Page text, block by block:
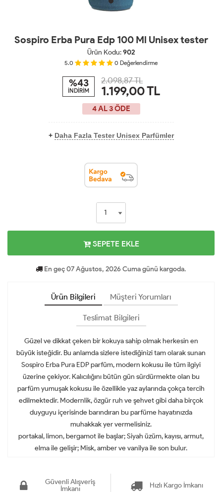
Sospiro Erba Pura Edp 100 Ml Unisex tester
Ürün Kodu:902
5.0 0 Değerlendirme
%43
İNDİRİM
2.098,87 TL
1.199,00TL
4 AL 3 ÖDE
+ Daha Fazla Tester Unisex Parfümler
SEPETE EKLE
En geç 07 Ağustos, 2026 Cuma günü kargoda.
Ürün Bilgileri Müşteri Yorumları
Teslimat Bilgileri
Güzel ve dikkat çeken bir kokuya sahip olmak herkesin en
büyük isteğidir. Bu anlamda sizlere istediğinizi tam olarak sunan
Sospiro Erba Pura EDP parfüm, modern kokusu ile tüm ilgiyi
üzerine çekiyor. Kalıcılığını bütün gün sürdürmekte olan bu
parfüm yumuşak kokusu ile özellikle yaz aylarında çokça tercih
edilmektedir. Modernlik, özgür ruh ve şehvet gibi daha birçok
duyguyu içerisinde barındıran bu parfüme hayatınızda
muhakkak yer vermelisiniz.
portakal, limon, bergamot ile başlar; Siyah üzüm, kayısı, armut,
elma ile gelişir; Misk, amber ve vanilya ile son bulur.
Güvenli Alışveriş
İmkanı
Hızlı Kargo İmkanı